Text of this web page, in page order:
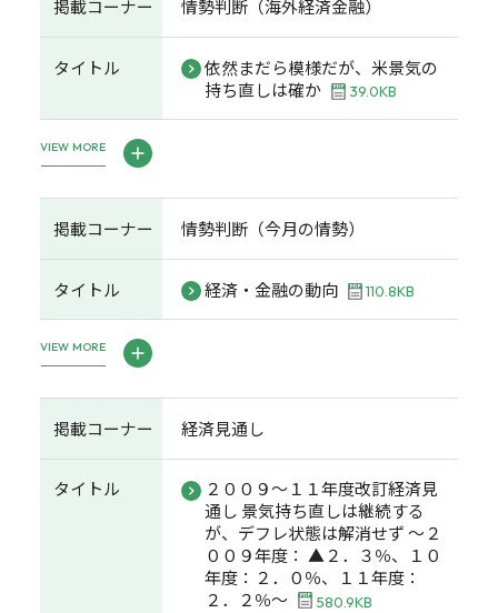
掲載コーナー 情勢判断（海外経済金融）
タイトル
依然まだら模様だが、米景気の
持ち直しは確か
39.0KB
VIEW MORE
掲載コーナー 情勢判断（今月の情勢）
タイトル 経済・金融の動向 110.8KB
VIEW MORE
掲載コーナー 経済見通し
タイトル
２００９～１１年度改訂経済見
通し 景気持ち直しは継続する
が、デフレ状態は解消せず ～２
００９年度： ▲２．３％、１０
年度：２．０％、１１年度：
２．２％～
580.9KB